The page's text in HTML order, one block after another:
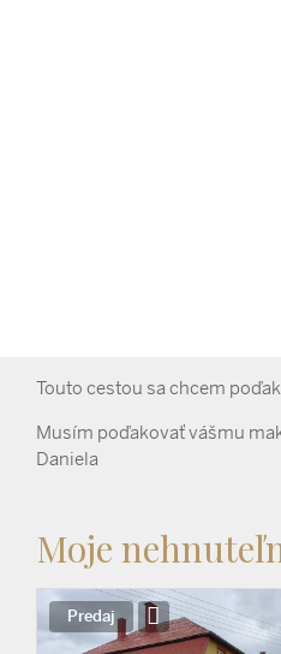
Touto cestou sa chcem
Musím poďakovať vášmu
Daniela
Moje
Predaj